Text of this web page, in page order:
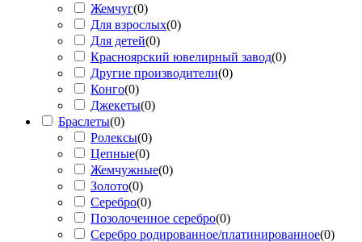
Жемчуг(0)
Для взрослых(0)
Для детей(0)
Красноярский ювелирный завод(0)
Другие производители(0)
Конго(0)
Джекеты(0)
Браслеты(0)
Ролексы(0)
Цепные(0)
Жемчужные(0)
Золото(0)
Серебро(0)
Позолоченное серебро(0)
Серебро родированное/платинированное(0)